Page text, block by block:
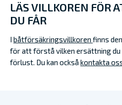
LÄS VILLKOREN FÖR
DU FÅR
I båtförsäkringsvillkoren finns
för att förstå vilken ersättning
förlust. Du kan också kontakta